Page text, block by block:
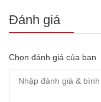
Đánh giá
Chọn đánh giá của bạn